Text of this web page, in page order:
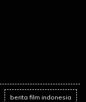
berita film indonesia